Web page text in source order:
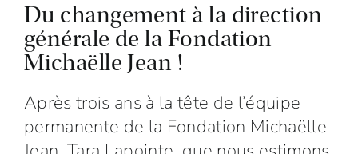
Du changement à la direction
générale de la Fondation
Michaëlle Jean !
Après trois ans à la tête de l’équipe
permanente de la Fondation Michaëlle